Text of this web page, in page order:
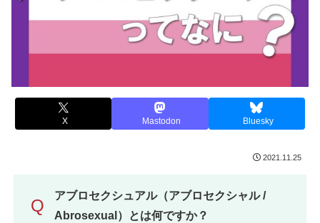
X Mastodon Bluesky
2021.11.25
Q
アブロセクシュアル（アブロセクシャル /
Abrosexual）とは何ですか？